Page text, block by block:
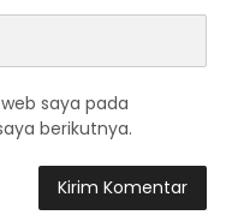
saya pada
berikutnya.